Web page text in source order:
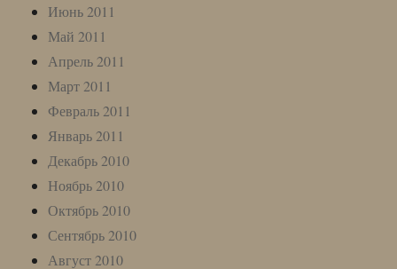
Июнь 2011
Май 2011
Апрель 2011
Март 2011
Февраль 2011
Январь 2011
Декабрь 2010
Ноябрь 2010
Октябрь 2010
Сентябрь 2010
Август 2010